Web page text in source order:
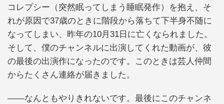
コレプシー（突然眠ってしまう睡眠発作）を抱え、そ
れが原因で37歳のときに階段から落ちて下半身不随に
なってしまい、昨年の10月31日に亡くなられました。
そして、僕のチャンネルに出演してくれた動画が、彼
の最後の出演作になったのです。このときは芸人仲間
からたくさん連絡が届きました。
――なんともやりきれないです。最後にこのチャンネ